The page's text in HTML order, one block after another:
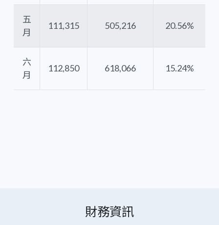
五
月
111,315 505,216 20.56%
六
月
112,850 618,066 15.24%
財務資訊